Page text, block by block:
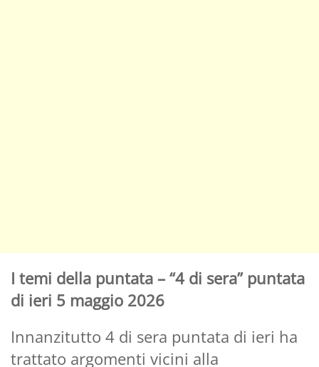
I temi della puntata – “4 di sera” puntata
di ieri 5 maggio 2026
Innanzitutto 4 di sera puntata di ieri ha
trattato argomenti vicini alla